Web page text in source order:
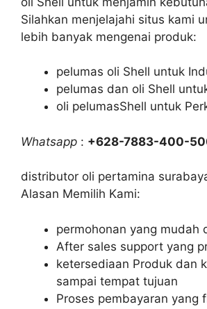
Silahkan menjelajahi situs kami
lebih banyak mengenai produk:
pelumas oli Shell untuk
pelumas dan oli Shell
oli pelumasShell untuk
Whatsapp : +628-7883-400-
distributor oli pertamina surabaya
Alasan Memilih Kami:
permohonan yang mudah
After sales support yang
ketersediaan Produk dan
sampai tempat tujuan
Proses pembayaran yang